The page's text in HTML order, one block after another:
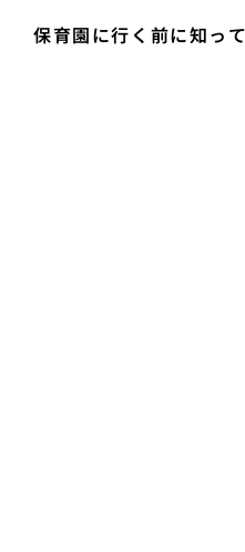
保育園に行く前に知っ